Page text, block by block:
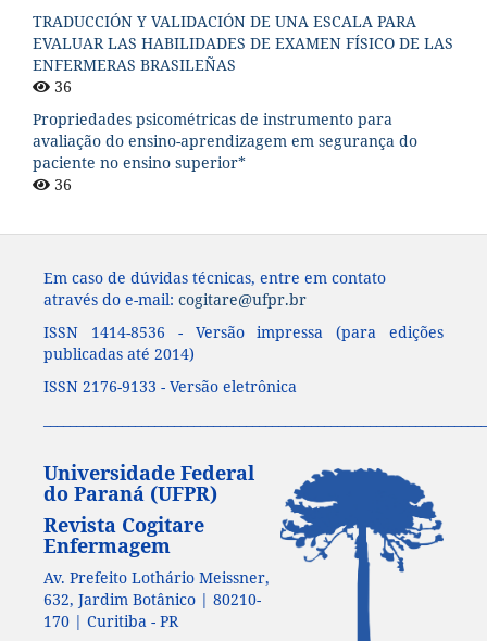
TRADUCCIÓN Y VALIDACIÓN DE UNA ESCALA PARA
EVALUAR LAS HABILIDADES DE EXAMEN FÍSICO DE LAS
ENFERMERAS BRASILEÑAS
36
Propriedades psicométricas de instrumento para
avaliação do ensino-aprendizagem em segurança do
paciente no ensino superior*
36
Em caso de dúvidas técnicas, entre em contato
através do e-mail: cogitare@ufpr.br
ISSN 1414-8536 - Versão impressa (para edições
publicadas até 2014)
ISSN 2176-9133 - Versão eletrônica
Universidade Federal
do Paraná (UFPR)
Revista Cogitare
Enfermagem
Av. Prefeito Lothário Meissner,
632, Jardim Botânico | 80210-
170 | Curitiba - PR